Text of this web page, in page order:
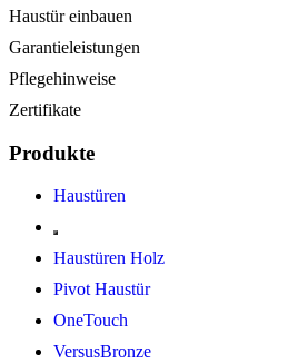
Haustür einbauen
Garantieleistungen
Pflegehinweise
Zertifikate
Produkte
Haustüren
Haustüren Holz
Pivot Haustür
OneTouch
VersusBronze